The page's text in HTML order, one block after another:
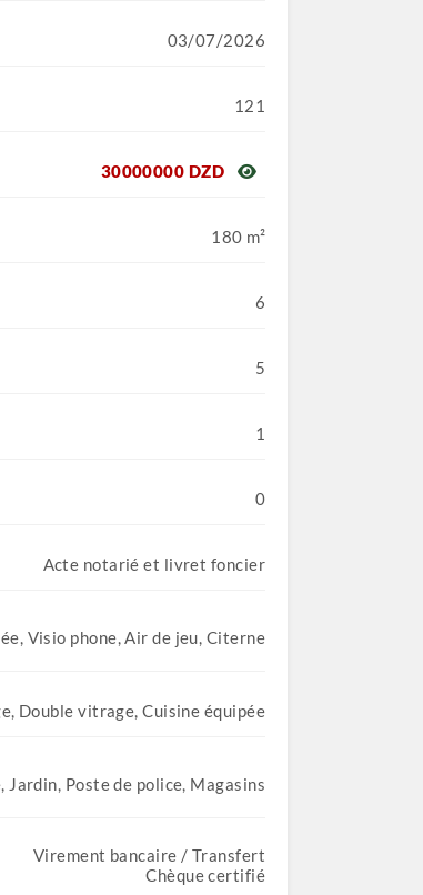
03/07/2026
121
30000000 DZD
180 m²
6
5
1
0
Acte notarié et livret foncier
Visio phone, Air de jeu, Citerne
Double vitrage, Cuisine équipée
Poste de police, Magasins
Virement bancaire / Transfert
Chèque certifié